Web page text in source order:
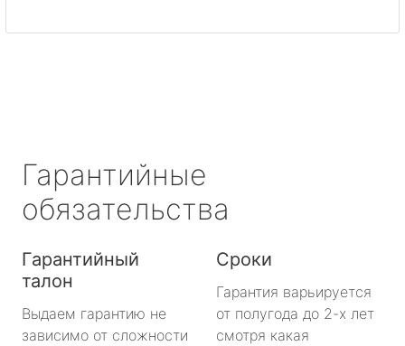
Гарантийные
обязательства
Гарантийный
талон
Выдаем гарантию не
зависимо от сложности
Сроки
Гарантия варьируется
от полугода до 2-х лет
смотря какая